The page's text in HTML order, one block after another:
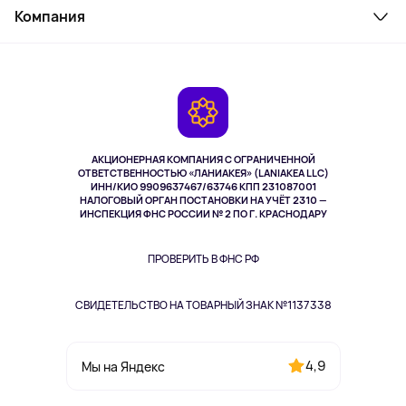
АКЦИОНЕРНАЯ КОМПАНИЯ С ОГРАНИЧЕННОЙ
ОТВЕТСТВЕННОСТЬЮ «ЛАНИАКЕЯ» (LANIAKEA LLC)
ИНН/КИО 9909637467/63746 КПП 231087001
НАЛОГОВЫЙ ОРГАН ПОСТАНОВКИ НА УЧЁТ 2310 —
ИНСПЕКЦИЯ ФНС РОССИИ № 2 ПО Г. КРАСНОДАРУ
ПРОВЕРИТЬ В ФНС РФ
СВИДЕТЕЛЬСТВО НА ТОВАРНЫЙ ЗНАК №1137338
Мы на Яндекс 4,9
Косметика и уход
Здоровье питомцев
Одежда и аксессуары
Как заказать
Компания